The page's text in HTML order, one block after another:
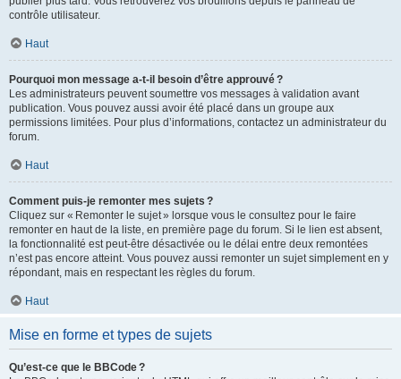
contrôle utilisateur.
Haut
Pourquoi mon message a-t-il besoin d’être approuvé ?
Les administrateurs peuvent soumettre vos messages à validation avant
publication. Vous pouvez aussi avoir été placé dans un groupe aux
permissions limitées. Pour plus d’informations, contactez un administrateur du
forum.
Haut
Comment puis-je remonter mes sujets ?
Cliquez sur « Remonter le sujet » lorsque vous le consultez pour le faire
remonter en haut de la liste, en première page du forum. Si le lien est absent,
la fonctionnalité est peut-être désactivée ou le délai entre deux remontées
n’est pas encore atteint. Vous pouvez aussi remonter un sujet simplement en y
répondant, mais en respectant les règles du forum.
Haut
Mise en forme et types de sujets
Qu’est-ce que le BBCode ?